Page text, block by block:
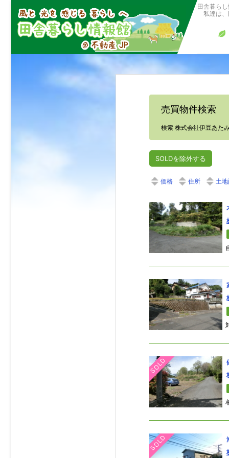
田舎暮ら
私達は、
売買物件検索
検索 株式会社伊豆あた
SOLDを除外する
価格 住所 土
SOLD
SOLD